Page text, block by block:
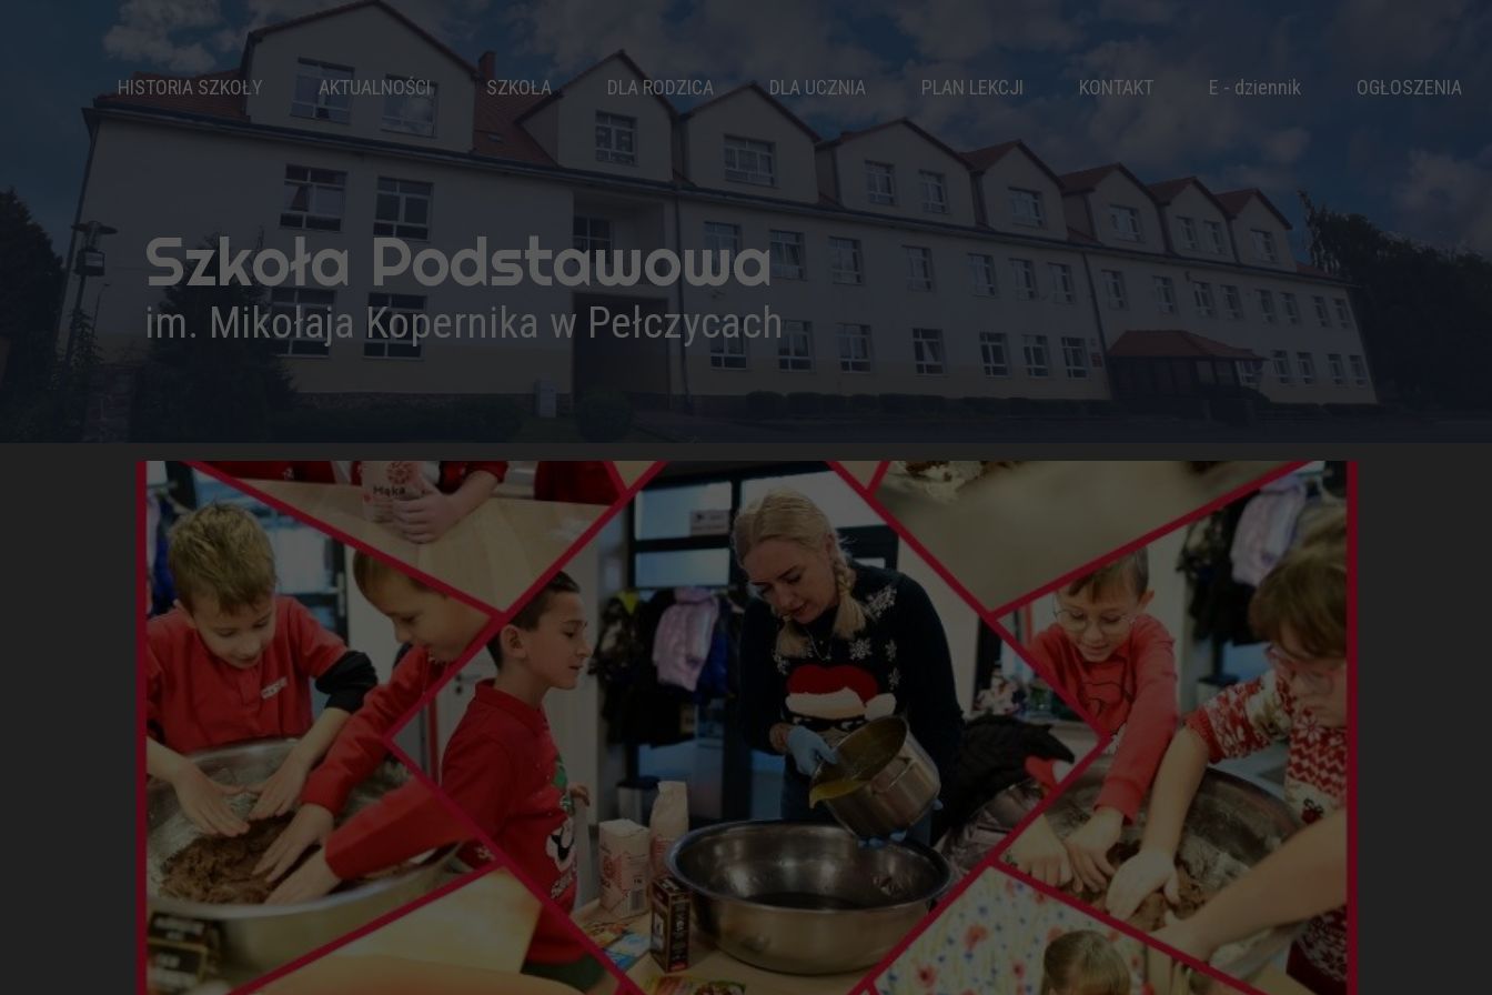
HISTORIA SZKOŁY
PRYMUSI
KADRA PEDAGOGICZNA
ADMINISTRACJA I OBSŁUGA
AKTUALNOŚCI SZKOŁA
KLASY
PEDAGOG
LOGOPEDA
PSYCHOLOG
DLA RODZICA
RADA RODZICÓW
KALENDARZ ROKU
DZWONKI
ŚWIETLICA
KOMUNIKATY
REKRUTACJA
DLA UCZNIA
SAMORZĄD
KOŁA ZAINTERESOWAŃ
ZAJĘCIA SPORTOWE
ZAJĘCIA WYRÓWNAWCZE
PLAN LEKCJI KONTAKT E - dziennik OGŁOSZENIA
Szkoła Podstawowa
im. Mikołaja Kopernika w Pełczycach